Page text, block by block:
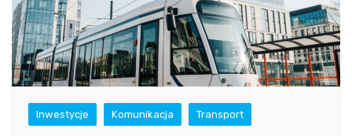
Inwestycje Komunikacja Transport